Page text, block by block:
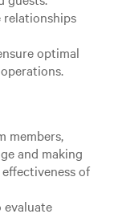
relationships
optimal
members,
and making
of
evaluate